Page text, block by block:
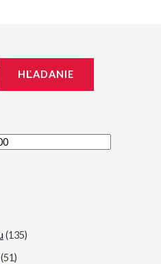
HĽADANIE
(135)
(51)